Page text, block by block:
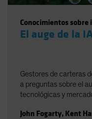
Conocimientos sobre
El auge de la
Gestores de carteras
a preguntas sobre el
tecnológicas y
John Fogarty, Kent